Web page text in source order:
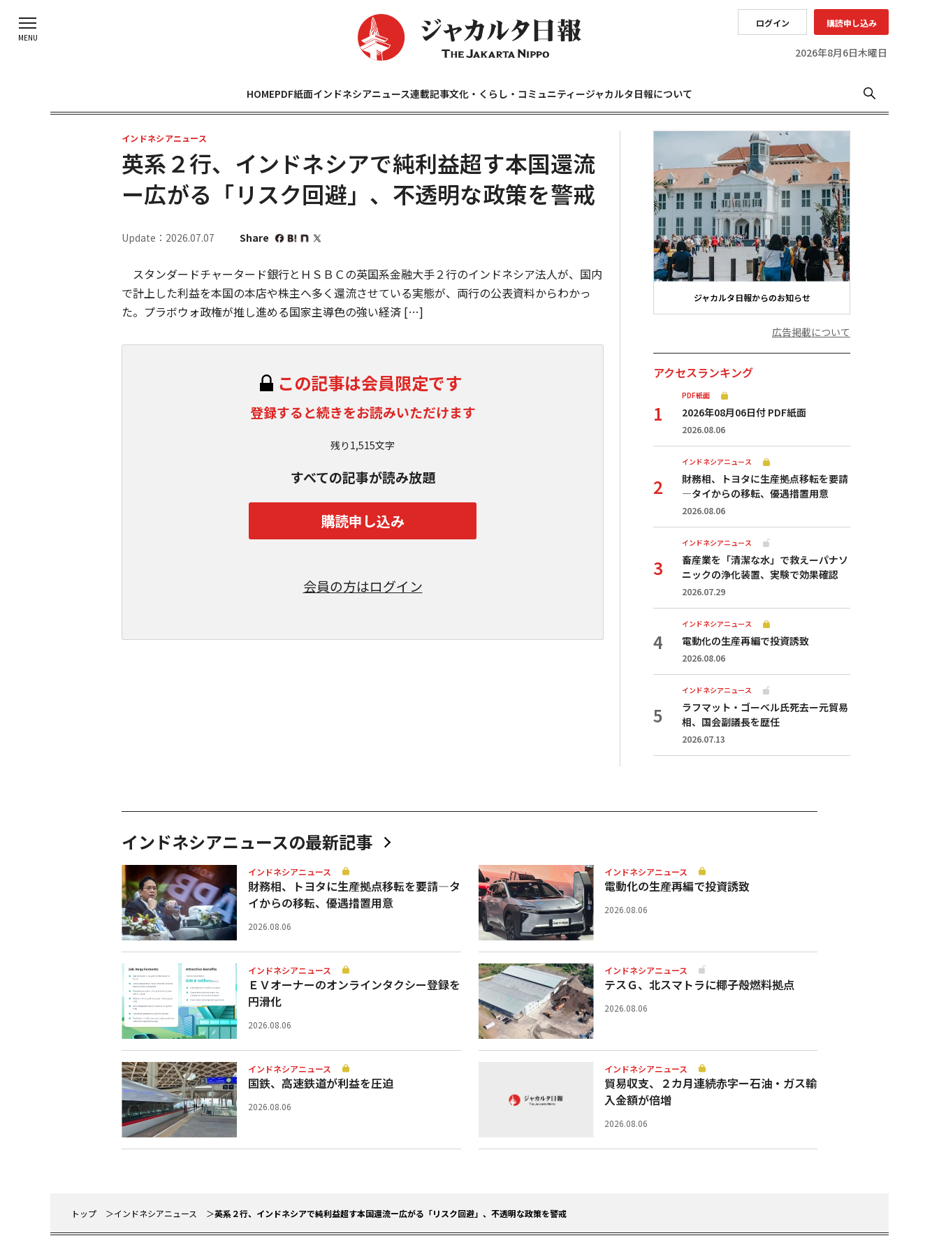
ログイン 購読申し込み
2026年8月6日木曜日
HOMEPDF紙面インドネシアニュース連載記事文化・くらし・コミュニティージャカルタ日報について
インドネシアニュース
英系２行、インドネシアで純利益超す本国還流
ー広がる「リスク回避」、不透明な政策を警戒
Update：2026.07.07 Share
スタンダードチャータード銀行とＨＳＢＣの英国系金融大手２行のインドネシア法人が、国内
で計上した利益を本国の本店や株主へ多く還流させている実態が、両行の公表資料からわかっ
た。プラボウォ政権が推し進める国家主導色の強い経済 […]
この記事は会員限定です
登録すると続きをお読みいただけます
残り1,515文字
すべての記事が読み放題
購読申し込み
会員の方はログイン
ジャカルタ日報からのお知らせ
広告掲載について
アクセスランキング
PDF紙面
2026年08月06日付 PDF紙面
2026.08.06
インドネシアニュース
財務相、トヨタに生産拠点移転を要請
—タイからの移転、優遇措置用意
2026.08.06
インドネシアニュース
畜産業を「清潔な水」で救えーパナソ
ニックの浄化装置、実験で効果確認
2026.07.29
インドネシアニュース
電動化の生産再編で投資誘致
2026.08.06
インドネシアニュース
ラフマット・ゴーベル氏死去ー元貿易
相、国会副議長を歴任
2026.07.13
インドネシアニュースの最新記事
インドネシアニュース
財務相、トヨタに生産拠点移転を要請—タ
イからの移転、優遇措置用意
2026.08.06
インドネシアニュース
電動化の生産再編で投資誘致
2026.08.06
インドネシアニュース
ＥＶオーナーのオンラインタクシー登録を
円滑化
2026.08.06
インドネシアニュース
テスＧ、北スマトラに椰子殻燃料拠点
2026.08.06
インドネシアニュース
国鉄、高速鉄道が利益を圧迫
2026.08.06
インドネシアニュース
貿易収支、２カ月連続赤字ー石油・ガス輸
入金額が倍増
2026.08.06
トップ インドネシアニュース 英系２行、インドネシアで純利益超す本国還流ー広がる「リスク回避」、不透明な政策を警戒